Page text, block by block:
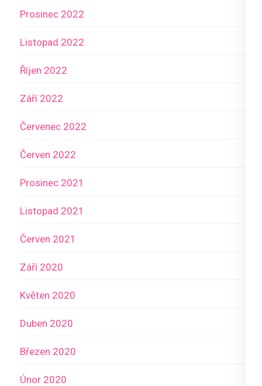
Prosinec 2022
Listopad 2022
Říjen 2022
Září 2022
Červenec 2022
Červen 2022
Prosinec 2021
Listopad 2021
Červen 2021
Září 2020
Květen 2020
Duben 2020
Březen 2020
Únor 2020